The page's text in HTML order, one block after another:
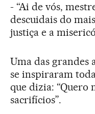
- “Ai de vós,
descuidais do
justiça e a
Uma das grandes
se inspiraram
que dizia: “Quero
sacrifícios”.